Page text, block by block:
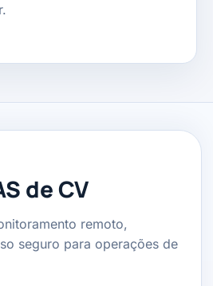
de CV
remoto,
seguro para operações de